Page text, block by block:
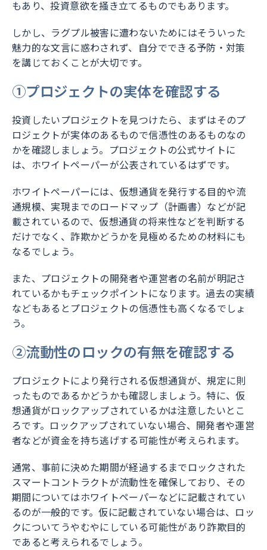
もあり、投資意欲を掻き立てるものでもあります。
しかし、ラグプル被害に遭わないためにはそういった
魅力的な文言に惑わされず、自分でできる予防・対策
を講じておくことが大切です。
①プロジェクトの実体を確認する
投資したいプロジェクトを見つけたら、まずはそのプ
ロジェクトが実体のあるもので信憑性のあるものなの
かを確認しましょう。プロジェクトの公式サイトに
は、ホワイトペーパーが公表されているはずです。
ホワイトペーパーには、仮想通貨を発行する目的や流
通規模、実現までのロードマップ（計画書）などが記
載されているので、仮想通貨の将来性などを判断する
だけでなく、詐欺かどうかを見極めるための材料にも
なるでしょう。
また、プロジェクトの開発者や運営者の名前が明記さ
れているかもチェックポイントになります。過去の実績
などもあるとプロジェクトの信憑性も高くなるでしょ
う。
②流動性のロックの有無を確認する
プロジェクトにより発行される仮想通貨が、規定に則
ったものであるかどうかも確認しましょう。特に、仮
想通貨がロックアップされているかは注意したいとこ
ろです。ロックアップされていない場合、開発者や運営
者などが資金を持ち逃げする可能性が考えられます。
通常、事前に決めた期間が経過するまでロックされた
スマートコントラクトが流動性を確保しており、その
期間についてはホワイトペーパーなどに記載されてい
るのが一般的です。仮に記載されていない場合は、ロッ
クについてうやむやにしている可能性があり詐欺目的
であると考えられるでしょう。